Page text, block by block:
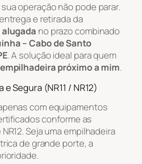
operação não pode parar.
e retirada da
no prazo combinado
– Cabo de Santo
. A solução ideal para quem
próximo a mim.
e Segura (NR11 / NR12)
com equipamentos
conforme as
NR12. Seja uma empilhadeira
de grande porte, a